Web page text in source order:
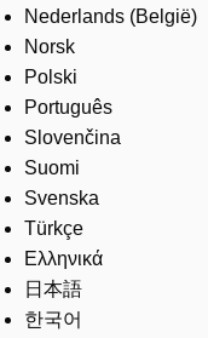
Nederlands (België)
Norsk
Polski
Português
Slovenčina
Suomi
Svenska
Türkçe
Ελληνικά
日本語
한국어